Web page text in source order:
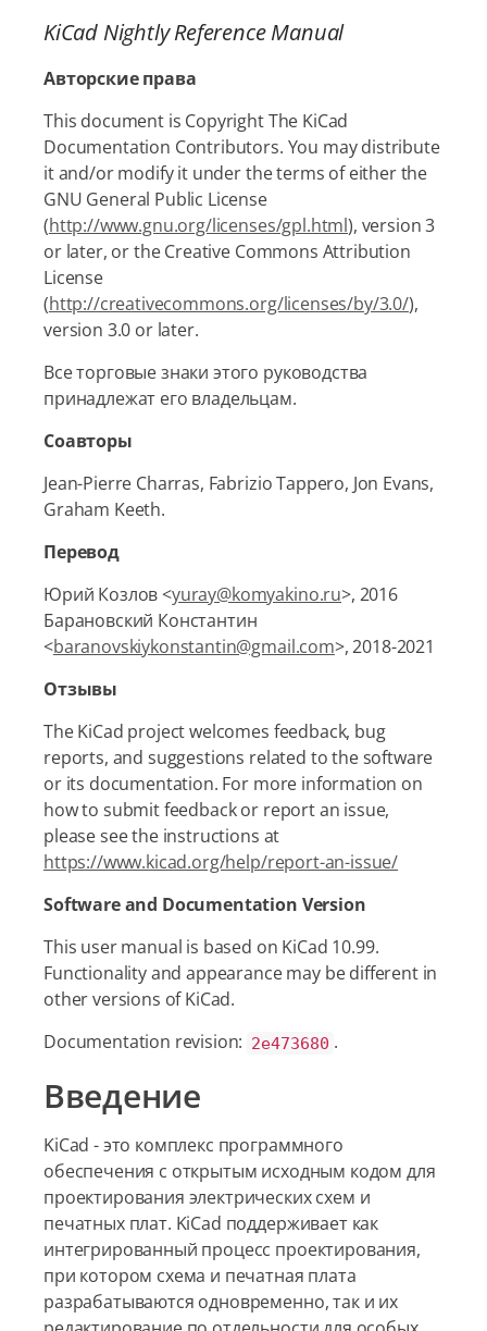
KiCad Nightly Reference Manual
Авторские права
This document is Copyright The KiCad
Documentation Contributors. You may distribute
it and/or modify it under the terms of either the
GNU General Public License
(http://www.gnu.org/licenses/gpl.html), version 3
or later, or the Creative Commons Attribution
License
(http://creativecommons.org/licenses/by/3.0/),
version 3.0 or later.
Все торговые знаки этого руководства
принадлежат его владельцам.
Соавторы
Jean-Pierre Charras, Fabrizio Tappero, Jon Evans,
Graham Keeth.
Перевод
Юрий Козлов <yuray@komyakino.ru>, 2016
Барановский Константин
<baranovskiykonstantin@gmail.com>, 2018-2021
Отзывы
The KiCad project welcomes feedback, bug
reports, and suggestions related to the software
or its documentation. For more information on
how to submit feedback or report an issue,
please see the instructions at
https://www.kicad.org/help/report-an-issue/
Software and Documentation Version
This user manual is based on KiCad 10.99.
Functionality and appearance may be different in
other versions of KiCad.
Documentation revision: 2e473680 .
Введение
KiCad - это комплекс программного
обеспечения с открытым исходным кодом для
проектирования электрических схем и
печатных плат. KiCad поддерживает как
интегрированный процесс проектирования,
при котором схема и печатная плата
разрабатываются одновременно, так и их